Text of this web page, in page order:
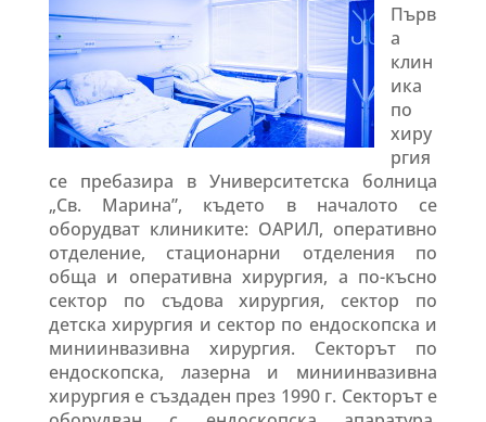
Първ
а
клин
ика
по
хиру
ргия
се пребазира в Университетска болница
„Св. Марина”, където в началото се
оборудват клиниките: ОАРИЛ, оперативно
отделение, стационарни отделения по
обща и оперативна хирургия, а по-късно
сектор по съдова хирургия, сектор по
детска хирургия и сектор по ендоскопска и
миниинвазивна хирургия. Секторът по
ендоскопска, лазерна и миниинвазивна
хирургия е създаден през 1990 г. Секторът е